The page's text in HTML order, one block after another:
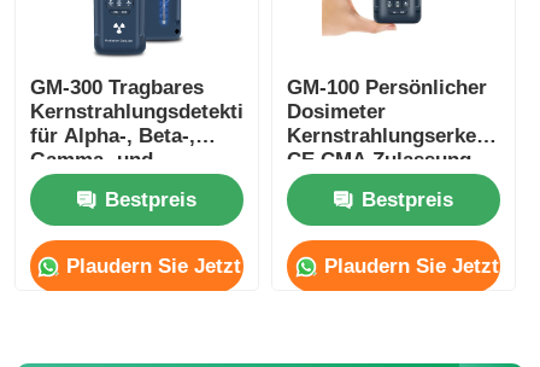
Startseite
GM-300 Tragbares
Kernstrahlungsdetektionsgerät
für Alpha-, Beta-,
Gamma- und
Röntgenstrahlen
Bestpreis
Plaudern Sie Jetzt
GM-100 Persönlicher
Dosimeter
CE CMA Zulassung
Bestpreis
Plaudern Sie Jetzt